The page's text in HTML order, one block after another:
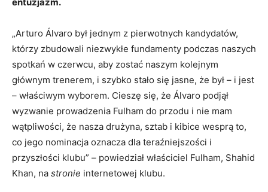
„Arturo Álvaro był jednym z pierwotnych kandydatów,
którzy zbudowali niezwykłe fundamenty podczas naszych
spotkań w czerwcu, aby zostać naszym kolejnym
głównym trenerem, i szybko stało się jasne, że był – i jest
– właściwym wyborem. Cieszę się, że Álvaro podjął
wyzwanie prowadzenia Fulham do przodu i nie mam
wątpliwości, że nasza drużyna, sztab i kibice wesprą to,
co jego nominacja oznacza dla teraźniejszości i
przyszłości klubu” – powiedział właściciel Fulham, Shahid
Khan, na stronie internetowej klubu.